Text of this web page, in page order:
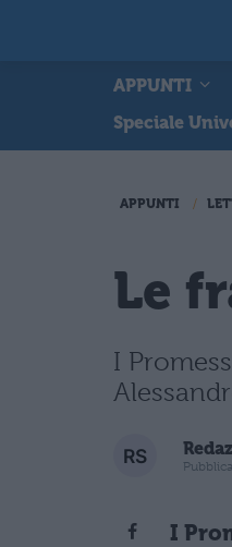
APPUNTI
Speciale
APPUNTI
Le
I
I